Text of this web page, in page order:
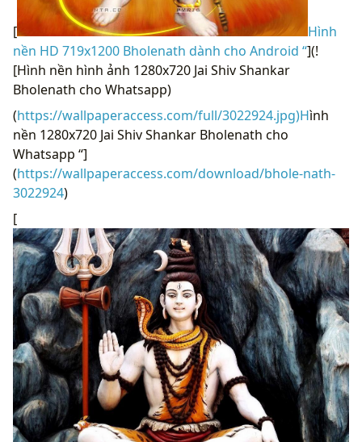
[
Hình
nền HD 719x1200 Bholenath dành cho Android “](!
[Hình nền hình ảnh 1280x720 Jai Shiv Shankar
Bholenath cho Whatsapp)
(https://wallpaperaccess.com/full/3022924.jpg)Hình
nền 1280x720 Jai Shiv Shankar Bholenath cho
Whatsapp “]
(https://wallpaperaccess.com/download/bhole-nath-
3022924)
[